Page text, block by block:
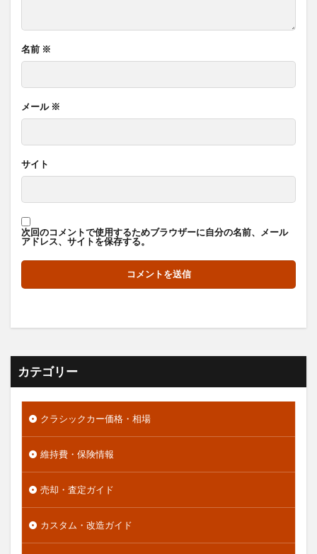
名前 ※
メール ※
サイト
次回のコメントで使用するためブラウザーに自分の名前、メール
アドレス、サイトを保存する。
カテゴリー
クラシックカー価格・相場
維持費・保険情報
売却・査定ガイド
カスタム・改造ガイド